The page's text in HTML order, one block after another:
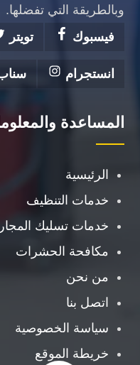
وبالطريقة التي تفضلها.
فيسبوك
تويتر
انستجرام
المساعدة
الرئيسية
خدمات التنظيف
خدمات تسليك
مكافحة الحشرات
من نحن
اتصل بنا
سياسة الخصوصية
خريطة الموقع